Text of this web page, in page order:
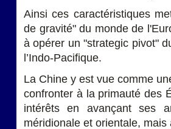
Ainsi ces caractéristiques
de gravité" du monde de
à opérer un "strategic pivot"
l’Indo-Pacifique.
La Chine y est vue comme
confronter à la primauté des
intérêts en avançant ses
méridionale et orientale,